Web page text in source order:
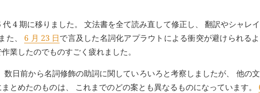
4 期に移りました。 文法書を全て読み直して修正し、 翻訳やシャレ
た、 6 月 23 日で言及した名詞化アプラウトによる衝突が避けられるよ
業したのでものすごく疲れました。
日前から名詞修飾の助詞に関していろいろと考察しましたが、 他の
とめたのものは、 これまでのどの案とも異なるものになっています。